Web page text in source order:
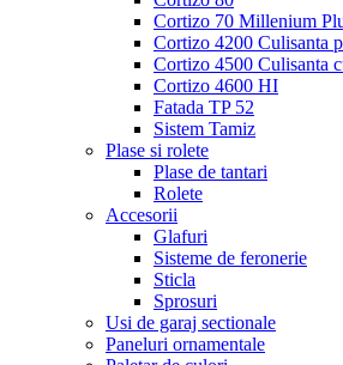
Cortizo 70 Millenium
Cortizo 4200 Culisanta
Cortizo 4500 Culisanta
Cortizo 4600 HI
Fatada TP 52
Sistem Tamiz
Plase si rolete
Plase de tantari
Rolete
Accesorii
Glafuri
Sisteme de feronerie
Sticla
Sprosuri
Usi de garaj sectionale
Paneluri ornamentale